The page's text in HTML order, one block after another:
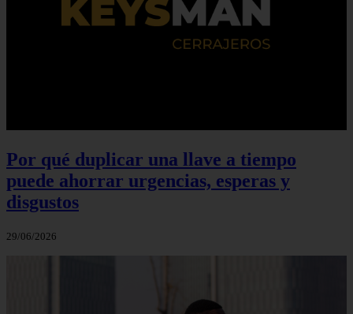
Por qué duplicar una llave a tiempo
puede ahorrar urgencias, esperas y
disgustos
29/06/2026